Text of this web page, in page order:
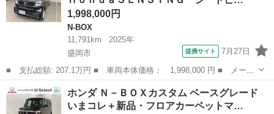
1,998,000円
N-BOX
11,791km
2025年
盛岡市
提携サイト 7月27日
■ 支払総額: 207.1万円 ■ 車両本体価格： 1,998,000 円 ■ メーカ
ー名： ホンダ ■ 車種名： Ｎ－ＢＯＸ ■ グレード名： ベース
グレード ＥＴＣ ＨｏｎｄａＳＥＮＳＩＮＧ シートヒーター ド
ライブレ...
岩手 盛岡市 N-BOX
ホンダ Ｎ－ＢＯＸカスタム ベースグレード
いまコレ＋新品・フロアカーペットマ…